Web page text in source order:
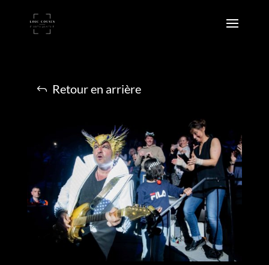
Retour en arrière